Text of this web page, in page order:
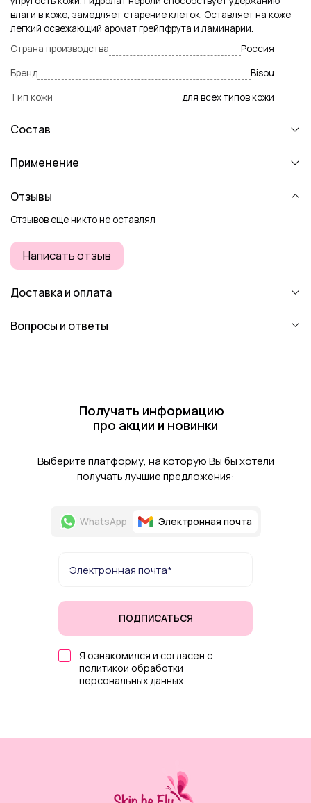
влаги в коже, замедляет старение клеток. Оставляет на коже
легкий освежающий аромат грейпфрута и ламинарии.
Страна производства
Россия
Бренд
Bisou
Тип кожи
для всех типов кожи
Состав
Применение
Отзывы
Отзывов еще никто не оставлял
Написать отзыв
Доставка и оплата
Вопросы и ответы
Получать информацию
про акции и новинки
Выберите платформу, на которую Вы бы хотели
получать лучшие предложения:
WhatsApp Электронная почта
ПОДПИСАТЬСЯ
Я ознакомился и согласен с
политикой обработки
персональных данных